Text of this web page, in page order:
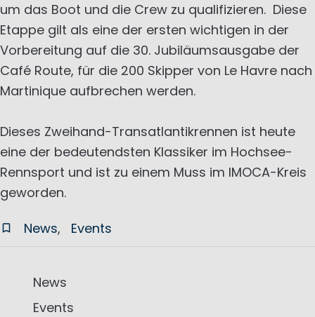
um das Boot und die Crew zu qualifizieren. Diese
Etappe gilt als eine der ersten wichtigen in der
Vorbereitung auf die 30. Jubiläumsausgabe der
Café Route, für die 200 Skipper von Le Havre nach
Martinique aufbrechen werden.
Dieses Zweihand-Transatlantikrennen ist heute
eine der bedeutendsten Klassiker im Hochsee-
Rennsport und ist zu einem Muss im IMOCA-Kreis
geworden.
News Events
News
Events